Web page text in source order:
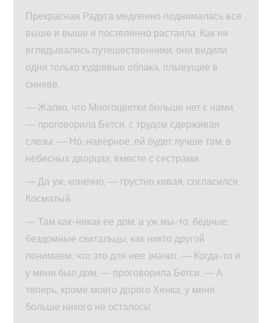
Прекрасная Радуга медленно поднималась все
выше и выше и постепенно растаяла. Как ни
вглядывались путешественники, они видели
одни только кудрявые облака, плывущие в
синеве.
— Жалко, что Многоцветки больше нет с нами,
— проговорила Бетси, с трудом сдерживая
слезы. — Но, наверное, ей будет лучше там, в
небесных дворцах, вместе с сестрами.
— Да уж, конечно, — грустно кивая, согласился
Косматый.
— Там как-никак ее дом, а уж мы-то, бедные,
бездомные скитальцы, как никто другой
понимаем, что это для нее значит. — Когда-то и
у меня был дом, — проговорила Бетси. — А
теперь, кроме моего дорого Хенка, у меня
больше никого не осталось!